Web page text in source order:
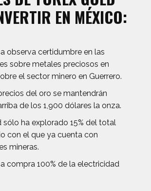
EN MÉXICO:
observa certidumbre en las
sobre metales preciosos en
el sector minero en Guerrero.
del oro se mantendrán
de los 1,900 dólares la onza.
sólo ha explorado 15% del total
con el que ya cuenta con
mineras.
compra 100% de la electricidad